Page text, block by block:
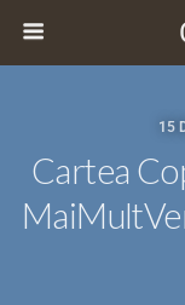
15
Cartea